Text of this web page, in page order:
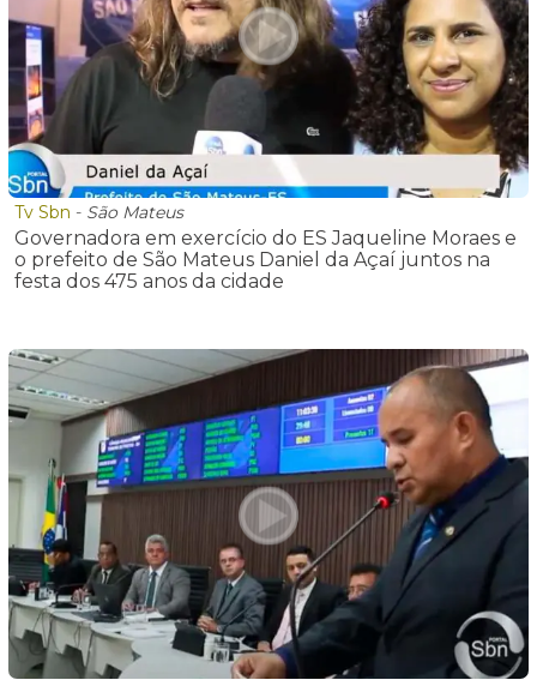
Tv Sbn - São Mateus
Governadora em exercício do ES Jaqueline Moraes e
o prefeito de São Mateus Daniel da Açaí juntos na
festa dos 475 anos da cidade